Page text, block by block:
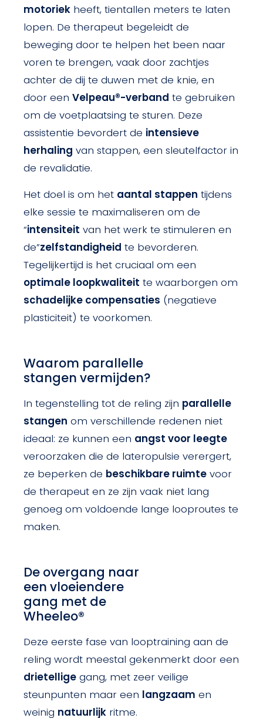
motoriek heeft, tientallen meters te laten
lopen. De therapeut begeleidt de
beweging door te helpen het been naar
voren te brengen, vaak door zachtjes
achter de dij te duwen met de knie, en
door een Velpeau®-verband te gebruiken
om de voetplaatsing te sturen. Deze
assistentie bevordert de intensieve
herhaling van stappen, een sleutelfactor in
de revalidatie.
Het doel is om het aantal stappen tijdens
elke sessie te maximaliseren om de
“intensiteit van het werk te stimuleren en
de”zelfstandigheid te bevorderen.
Tegelijkertijd is het cruciaal om een
optimale loopkwaliteit te waarborgen om
schadelijke compensaties (negatieve
plasticiteit) te voorkomen.
Waarom parallelle
stangen vermijden?
In tegenstelling tot de reling zijn parallelle
stangen om verschillende redenen niet
ideaal: ze kunnen een angst voor leegte
veroorzaken die de lateropulsie verergert,
ze beperken de beschikbare ruimte voor
de therapeut en ze zijn vaak niet lang
genoeg om voldoende lange looproutes te
maken.
De overgang naar
een vloeiendere
gang met de
Wheeleo®
Deze eerste fase van looptraining aan de
reling wordt meestal gekenmerkt door een
drietellige gang, met zeer veilige
steunpunten maar een langzaam en
weinig natuurlijk ritme.